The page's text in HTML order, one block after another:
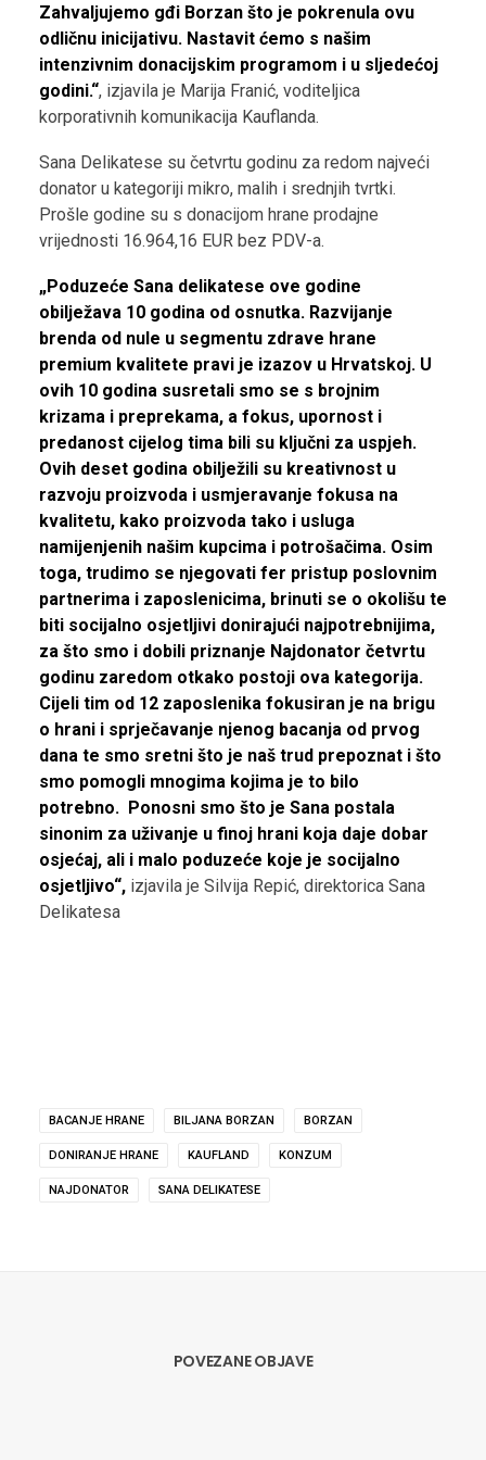
Zahvaljujemo gđi Borzan što je pokrenula ovu
odličnu inicijativu. Nastavit ćemo s našim
intenzivnim donacijskim programom i u sljedećoj
godini.“, izjavila je Marija Franić, voditeljica
korporativnih komunikacija Kauflanda.
Sana Delikatese su četvrtu godinu za redom najveći
donator u kategoriji mikro, malih i srednjih tvrtki.
Prošle godine su s donacijom hrane prodajne
vrijednosti 16.964,16 EUR bez PDV-a.
„Poduzeće Sana delikatese ove godine
obilježava 10 godina od osnutka. Razvijanje
brenda od nule u segmentu zdrave hrane
premium kvalitete pravi je izazov u Hrvatskoj. U
ovih 10 godina susretali smo se s brojnim
krizama i preprekama, a fokus, upornost i
predanost cijelog tima bili su ključni za uspjeh.
Ovih deset godina obilježili su kreativnost u
razvoju proizvoda i usmjeravanje fokusa na
kvalitetu, kako proizvoda tako i usluga
namijenjenih našim kupcima i potrošačima. Osim
toga, trudimo se njegovati fer pristup poslovnim
partnerima i zaposlenicima, brinuti se o okolišu te
biti socijalno osjetljivi donirajući najpotrebnijima,
za što smo i dobili priznanje Najdonator četvrtu
godinu zaredom otkako postoji ova kategorija.
Cijeli tim od 12 zaposlenika fokusiran je na brigu
o hrani i sprječavanje njenog bacanja od prvog
dana te smo sretni što je naš trud prepoznat i što
smo pomogli mnogima kojima je to bilo
potrebno. Ponosni smo što je Sana postala
sinonim za uživanje u finoj hrani koja daje dobar
osjećaj, ali i malo poduzeće koje je socijalno
osjetljivo“, izjavila je Silvija Repić, direktorica Sana
Delikatesa
BACANJE HRANE BILJANA BORZAN BORZAN
DONIRANJE HRANE KAUFLAND KONZUM
NAJDONATOR SANA DELIKATESE
POVEZANE OBJAVE